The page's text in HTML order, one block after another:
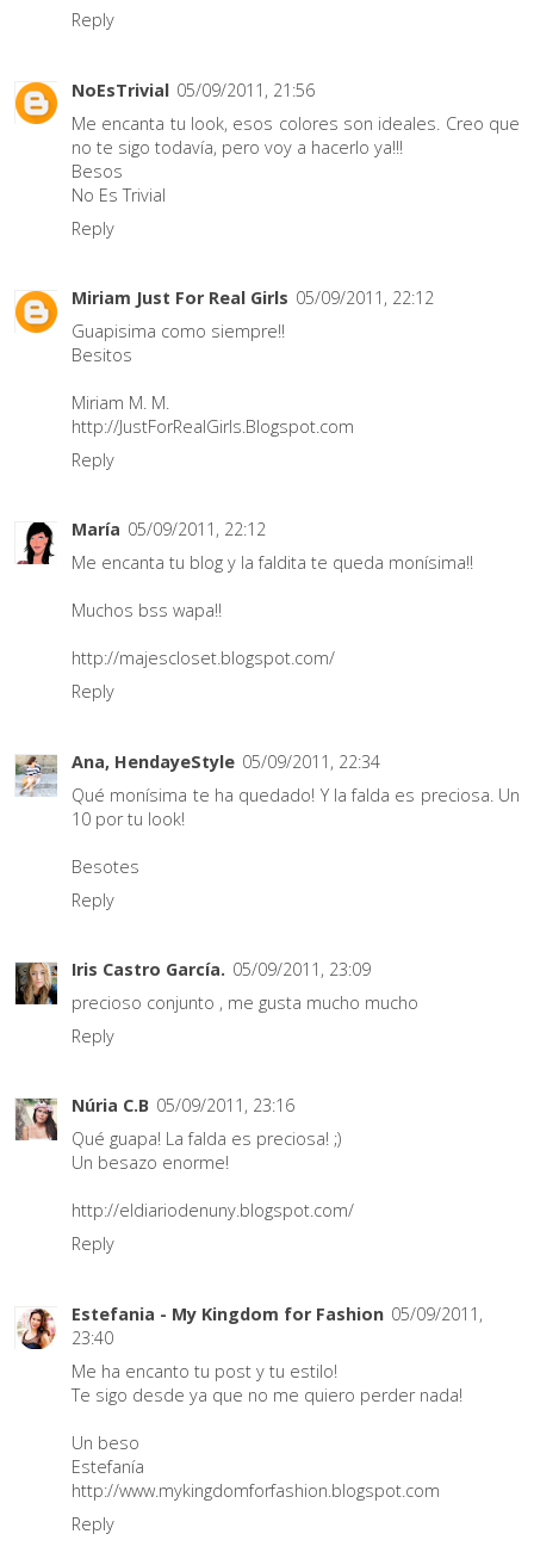
Reply
NoEsTrivial 05/09/2011, 21:56
Me encanta tu look, esos colores son ideales. Creo que
no te sigo todavía, pero voy a hacerlo ya!!!
Besos
No Es Trivial
Reply
Miriam Just For Real Girls 05/09/2011, 22:12
Guapisima como siempre!!
Besitos
Miriam M. M.
http://JustForRealGirls.Blogspot.com
Reply
María 05/09/2011, 22:12
Me encanta tu blog y la faldita te queda monísima!!
Muchos bss wapa!!
http://majescloset.blogspot.com/
Reply
Ana, HendayeStyle 05/09/2011, 22:34
Qué monísima te ha quedado! Y la falda es preciosa. Un
10 por tu look!
Besotes
Reply
Iris Castro García. 05/09/2011, 23:09
precioso conjunto , me gusta mucho mucho
Reply
Núria C.B 05/09/2011, 23:16
Qué guapa! La falda es preciosa! ;)
Un besazo enorme!
http://eldiariodenuny.blogspot.com/
Reply
Estefania - My Kingdom for Fashion 05/09/2011,
23:40
Me ha encanto tu post y tu estilo!
Te sigo desde ya que no me quiero perder nada!
Un beso
Estefanía
http://www.mykingdomforfashion.blogspot.com
Reply